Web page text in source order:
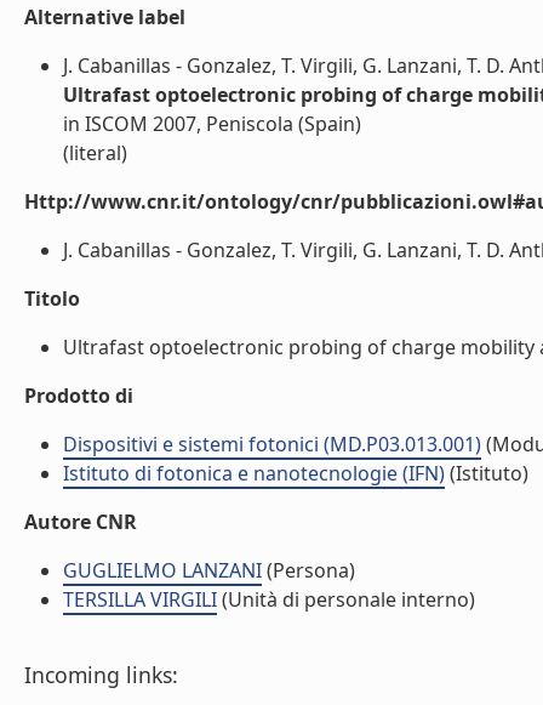
Alternative label
J. Cabanillas - Gonzalez, T. Virgili, G. Lanzani, T. D.
Ultrafast optoelectronic probing of charge
in ISCOM 2007, Peniscola (Spain)
(literal)
Http://www.cnr.it/ontology/cnr/
J. Cabanillas - Gonzalez, T. Virgili, G. Lanzani, T. D.
Titolo
Ultrafast optoelectronic probing of charge mobility
Prodotto di
Dispositivi e sistemi fotonici (MD.P03.013.001)
Istituto di fotonica e nanotecnologie (IFN)(Istituto)
Autore CNR
GUGLIELMO LANZANI(Persona)
TERSILLA VIRGILI(Unità di personale interno)
Incoming links: